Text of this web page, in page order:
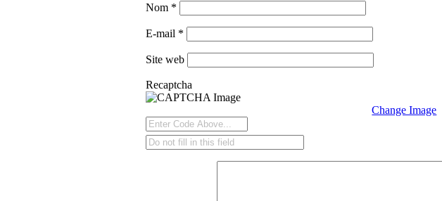
Nom *
E-mail *
Site web
Recaptcha
Change Image